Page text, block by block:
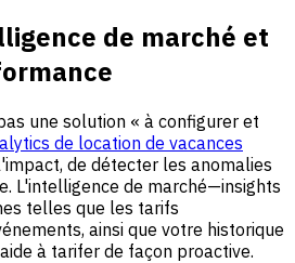
de marché et
une solution « à configurer et
de location de vacances
de détecter les anomalies
L'intelligence de marché—insights
telles que les tarifs
ainsi que votre historique
à tarifer de façon proactive.